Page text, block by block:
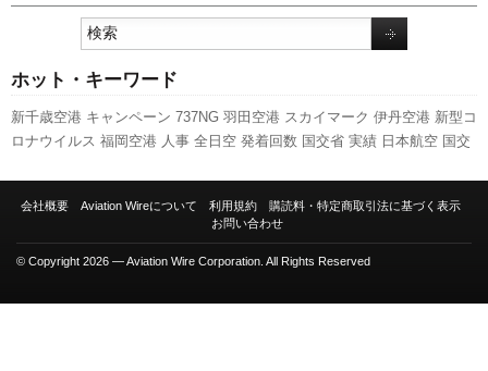
ホット・キーワード
新千歳空港 キャンペーン 737NG 羽田空港 スカイマーク 伊丹空港 新型コ
ロナウイルス 福岡空港 人事 全日空 発着回数 国交省 実績 日本航空 国交
ーション
先週の注目記事 セントレア エアバス 航空貨物 成田空港 訪日客
会社概要 Aviation Wireについて 利用規約
購読料・特定商取引法に基づく表示
お問い合わせ
© Copyright 2026 — Aviation Wire Corporation. All Rights Reserved